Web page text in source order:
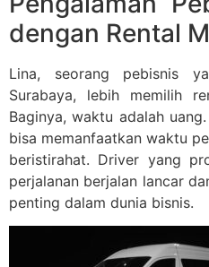
dengan Rental
Lina, seorang pebisnis
Surabaya, lebih memilih
Baginya, waktu adalah
bisa memanfaatkan waktu
beristirahat. Driver yang
perjalanan berjalan lancar
penting dalam dunia bisnis.